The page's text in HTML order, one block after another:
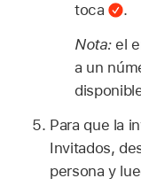
toca
.
Nota: el
a un
Para que la
Invitados,
persona y